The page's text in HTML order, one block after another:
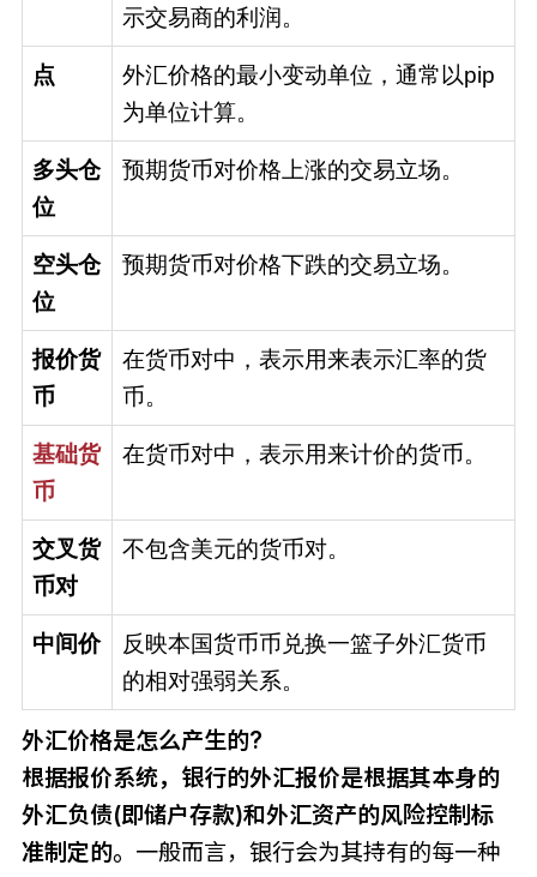
示交易商的利润。
点
外汇价格的最小变动单位，通常以pip
为单位计算。
多头仓
位
预期货币对价格上涨的交易立场。
空头仓
位
预期货币对价格下跌的交易立场。
报价货
币
在货币对中，表示用来表示汇率的货
币。
基础货
币
在货币对中，表示用来计价的货币。
交叉货
币对
不包含美元的货币对。
中间价
反映本国货币币兑换一篮子外汇货币
的相对强弱关系。
外汇价格是怎么产生的?
根据报价系统，银行的外汇报价是根据其本身的
外汇负债(即储户存款)和外汇资产的风险控制标
准制定的。 一般而言，银行会为其持有的每一种